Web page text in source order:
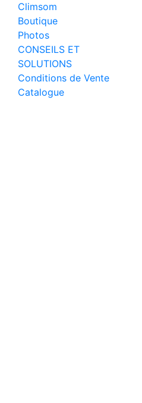
Climsom
Boutique
Photos
CONSEILS ET
SOLUTIONS
Conditions de Vente
Catalogue